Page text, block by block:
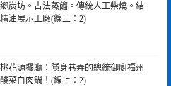
鄉炭坊。古法蒸餾。傳統人工柴燒。結
油展示工廠(線上：2)
花源餐廳：隱身巷弄的總統御廚福州
菜白肉鍋！(線上：2)